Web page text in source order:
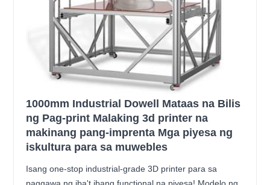
1000mm Industrial Dowell Mataas na Bilis
ng Pag-print Malaking 3d printer na
makinang pang-imprenta Mga piyesa ng
iskultura para sa muwebles
Isang one-stop industrial-grade 3D printer para sa
paggawa ng iba't ibang functional na piyesa! Modelo ng